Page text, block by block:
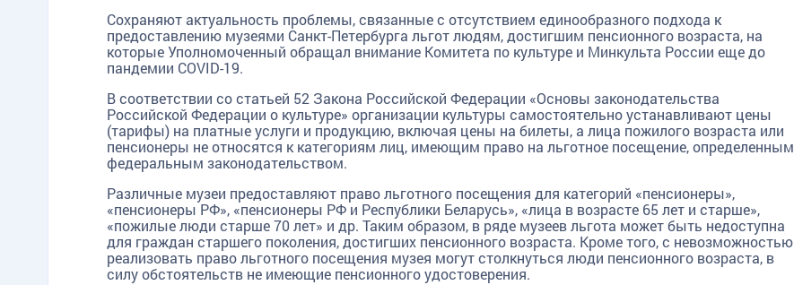
Сохраняют актуальность проблемы, связанные с отсутствием единообразного подхода к
предоставлению музеями Санкт-Петербурга льгот людям, достигшим пенсионного возраста, на
которые Уполномоченный обращал внимание Комитета по культуре и Минкульта России еще до
пандемии COVID-19.
В соответствии со статьей 52 Закона Российской Федерации «Основы законодательства
Российской Федерации о культуре» организации культуры самостоятельно устанавливают цены
(тарифы) на платные услуги и продукцию, включая цены на билеты, а лица пожилого возраста или
пенсионеры не относятся к категориям лиц, имеющим право на льготное посещение, определенным
федеральным законодательством.
Различные музеи предоставляют право льготного посещения для категорий «пенсионеры»,
«пенсионеры РФ», «пенсионеры РФ и Республики Беларусь», «лица в возрасте 65 лет и старше»,
«пожилые люди старше 70 лет» и др. Таким образом, в ряде музеев льгота может быть недоступна
для граждан старшего поколения, достигших пенсионного возраста. Кроме того, с невозможностью
реализовать право льготного посещения музея могут столкнуться люди пенсионного возраста, в
силу обстоятельств не имеющие пенсионного удостоверения.